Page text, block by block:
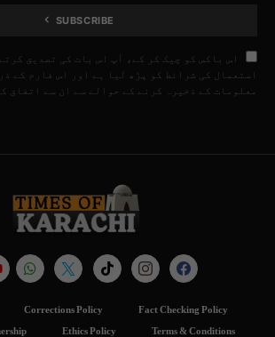
SUBSCRIBE
اس باکس کو چیک کر کے، آپ اس بات کی تصدیق
استعمال کی شرائط کو پڑھ لیا ہے اور اس فارم کے
معلومات کے ذخیرہ کرنے کے حوالے سے ان سے اتفاق
Fact Checking Policy
Corrections Policy
Terms & Conditions
Ethics Policy